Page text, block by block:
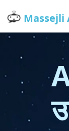
Massejli